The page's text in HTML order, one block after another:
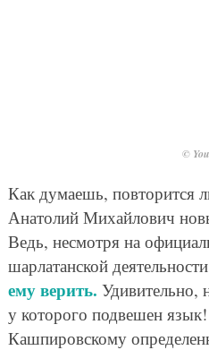
©
Как думаешь, повторится
Анатолий Михайлович
Ведь, несмотря на
шарлатанской
ему верить. Удивительно,
у которого подвешен
Кашпировскому